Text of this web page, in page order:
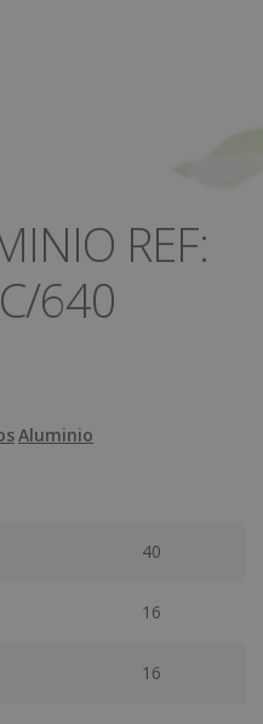
REF:
640
Aluminio
40
16
16